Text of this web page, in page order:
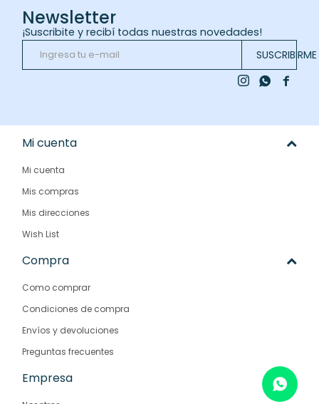
Newsletter
¡Suscribite y recibí todas nuestras novedades!
SUSCRIBIRME

 
Mi cuenta
Mi cuenta
Mis compras
Mis direcciones
Wish List
Compra
Como comprar
Condiciones de compra
Envíos y devoluciones
Preguntas frecuentes
Empresa